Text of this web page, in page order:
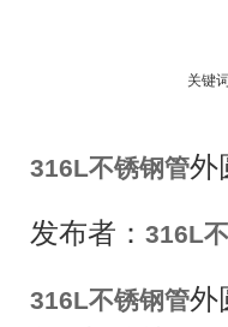
关键
316L不锈钢管外
发布者： 316L
316L不锈钢管外